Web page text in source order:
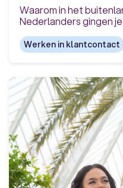
Waarom in het
Nederlanders gingen
Werken in klantcontact